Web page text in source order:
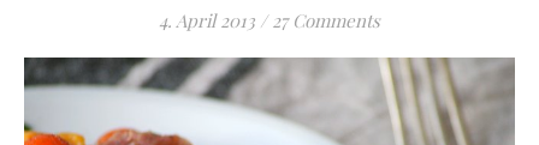
4. April 2013 / 27 Comments